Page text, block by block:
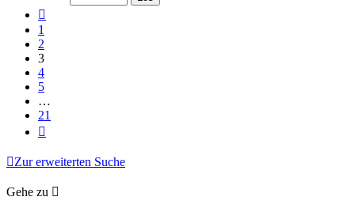
1
2
3
4
5
…
21
Zur erweiterten Suche
Gehe zu